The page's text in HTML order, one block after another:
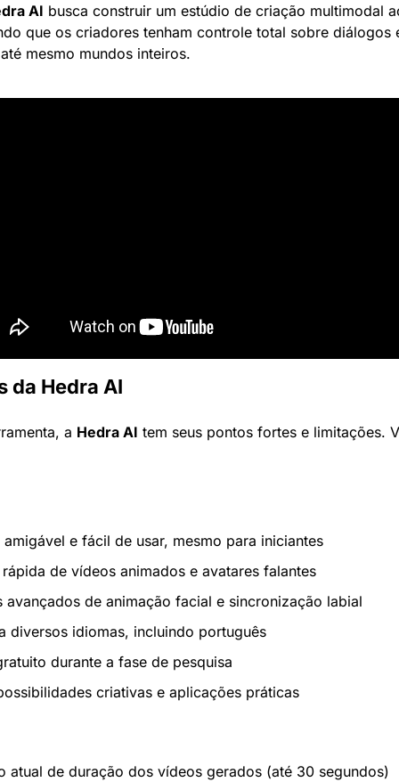
AI busca construir um estúdio de criação multimodal
que os criadores tenham controle total sobre diálogos
mesmo mundos inteiros.
da Hedra AI
a Hedra AI tem seus pontos fortes e limitações.
e fácil de usar, mesmo para iniciantes
de vídeos animados e avatares falantes
avançados de animação facial e sincronização labial
diversos idiomas, incluindo português
durante a fase de pesquisa
criativas e aplicações práticas
atual de duração dos vídeos gerados (até 30 segundos)